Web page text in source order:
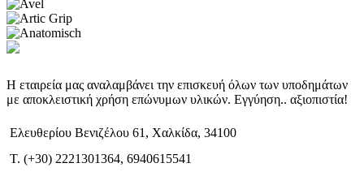
Η εταιρεία μας αναλαμβάνει την επισκευή όλων των υποδημάτων
με αποκλειστική χρήση επώνυμων υλικών. Εγγύηση.. αξιοπιστία!
Ελευθερίου Βενιζέλου 61, Χαλκίδα, 34100
T. (+30) 2221301364, 6940615541